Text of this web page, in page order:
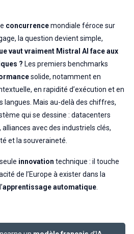
concurrencemondiale féroce sur
la question devient simple,
vaut vraiment Mistral AI face aux
? Les premiers benchmarks
solide, notamment en
en rapidité d’exécution et en
langues. Mais au-delà des chiffres,
qui se dessine : datacenters
alliances avec des industriels clés,
et la souveraineté.
innovation technique : il touche
de l’Europe à exister dans la
apprentissage automatique.